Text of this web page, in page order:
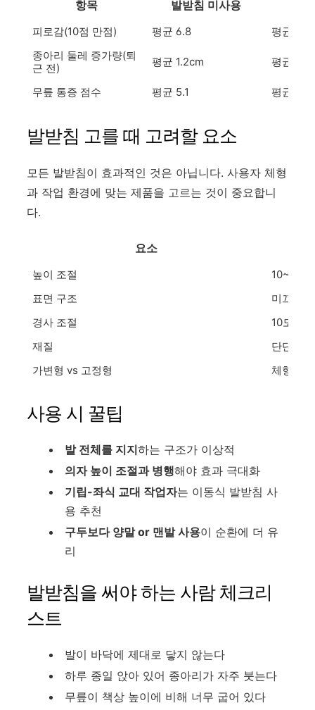
항목 발받침 미사용
피로감(10점 만점) 평균 6.8
평균 3.9
종아리 둘레 증가량(퇴
근 전)
평균 1.2cm 평균
무릎 통증 점수 평균 5.1 평균 3.0
발받침 고를 때 고려할 요소
모든 발받침이 효과적인 것은 아닙니다. 사용자 체형
과 작업 환경에 맞는 제품을 고르는 것이 중요합니
다.
요소
높이 조절
표면 구조
미끄럼
경사 조절
10도
재질
단단한
가변형 vs 고정형
체형에
사용 시 꿀팁
발 전체를 지지하는 구조가 이상적
의자 높이 조절과 병행해야 효과 극대화
기립-좌식 교대 작업자는 이동식 발받침 사
용 추천
구두보다 양말 or 맨발 사용이 순환에 더 유
리
발받침을 써야 하는 사람 체크리
스트
발이 바닥에 제대로 닿지 않는다
하루 종일 앉아 있어 종아리가 자주 붓는다
무릎이 책상 높이에 비해 너무 굽어 있다